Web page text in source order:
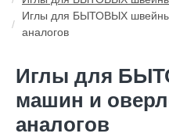
Иглы для БЫТОВЫХ
аналогов
Иглы для
машин и
аналогов